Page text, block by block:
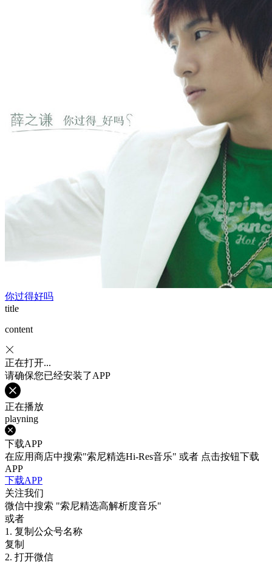
你过得好吗
title
content
正在打开...
请确保您已经安装了APP
正在播放
playning
下载APP
在应用商店中搜索"索尼精选Hi-Res音乐" 或者 点击按钮下载
APP
下载APP
关注我们
微信中搜索 "索尼精选高解析度音乐"
或者
1. 复制公众号名称
复制
2. 打开微信